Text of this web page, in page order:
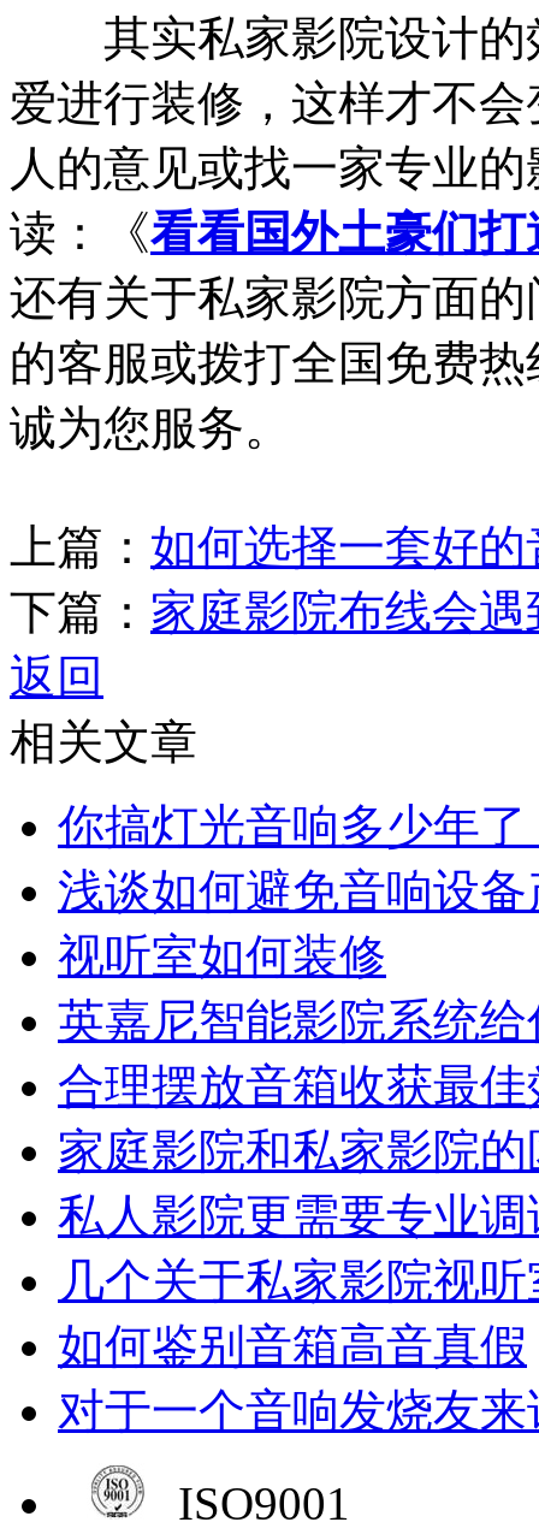
其实私家影院设计的
爱进行装修，这样才不
人的意见或找一家专业
读：《看看国外土豪们
还有关于私家影院方面
的客服或拨打全国免费
诚为您服务。
上篇： 如何选择一套好
下篇： 家庭影院布线会
返回
相关文章
你搞灯光音响多少年了
浅谈如何避免音响设
视听室如何装修
英嘉尼智能影院系统
合理摆放音箱收获最佳
家庭影院和私家影院的
私人影院更需要专业调
几个关于私家影院视
如何鉴别音箱高音真假
对于一个音响发烧友
ISO9001